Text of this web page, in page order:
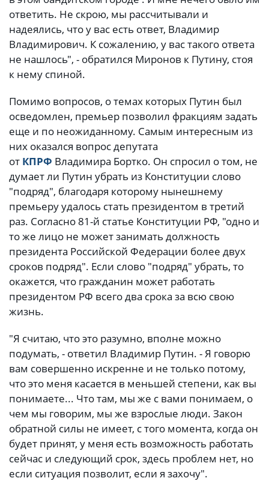
ответить. Не скрою, мы рассчитывали и
надеялись, что у вас есть ответ, Владимир
Владимирович. К сожалению, у вас такого ответа
не нашлось", - обратился Миронов к Путину, стоя
к нему спиной.
Помимо вопросов, о темах которых Путин был
осведомлен, премьер позволил фракциям задать
еще и по неожиданному. Самым интересным из
них оказался вопрос депутата
от КПРФ Владимира Бортко. Он спросил о том, не
думает ли Путин убрать из Конституции слово
"подряд", благодаря которому нынешнему
премьеру удалось стать президентом в третий
раз. Согласно 81-й статье Конституции РФ, "одно и
то же лицо не может занимать должность
президента Российской Федерации более двух
сроков подряд". Если слово "подряд" убрать, то
окажется, что гражданин может работать
президентом РФ всего два срока за всю свою
жизнь.
"Я считаю, что это разумно, вполне можно
подумать, - ответил Владимир Путин. - Я говорю
вам совершенно искренне и не только потому,
что это меня касается в меньшей степени, как вы
понимаете... Что там, мы же с вами понимаем, о
чем мы говорим, мы же взрослые люди. Закон
обратной силы не имеет, с того момента, когда он
будет принят, у меня есть возможность работать
сейчас и следующий срок, здесь проблем нет, но
если ситуация позволит, если я захочу".